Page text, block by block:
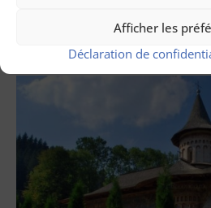
Afficher les
Déclaration de